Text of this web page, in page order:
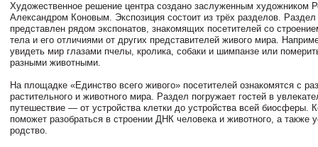
Художественное решение центра создано заслуженным художником
Александром Коновым. Экспозиция состоит из трёх разделов.
представлен рядом экспонатов, знакомящих посетителей со
тела и его отличиями от других представителей живого мира.
увидеть мир глазами пчелы, кролика, собаки и шимпанзе или
разными животными.
На площадке «Единство всего живого» посетителей ознакомятся с
растительного и животного мира. Раздел погружает гостей в
путешествие — от устройства клетки до устройства всей биосферы.
поможет разобраться в строении ДНК человека и животного, а также
родство.